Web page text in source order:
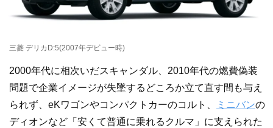
三菱 デリカD:5(2007年デビュー時)
2000年代に相次いだスキャンダル、2010年代の燃費偽装
問題で企業イメージが失墜するどころか立て直す間も与え
られず、eKワゴンやコンパクトカーのコルト、
ミニバンの
ディオンなど「安くて普通に乗れるクルマ」に支えられた